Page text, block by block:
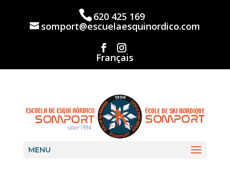
620 425 169
somport@escuelaesquinordico.com
Français
MENU